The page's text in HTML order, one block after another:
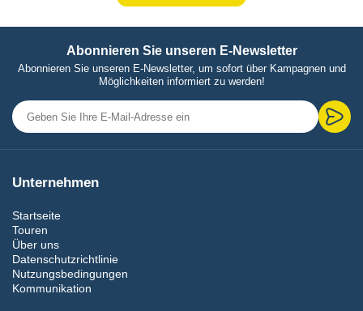
Abonnieren Sie unseren E-Newsletter
Abonnieren Sie unseren E-Newsletter, um sofort über Kampagnen und
Möglichkeiten informiert zu werden!
Unternehmen
Startseite
Touren
Über uns
Datenschutzrichtlinie
Nutzungsbedingungen
Kommunikation